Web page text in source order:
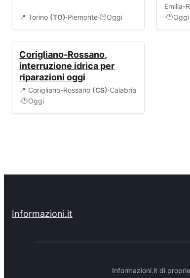
📍 Torino (TO)·Piemonte·🕒Oggi
Emilia-
·🕒Oggi
Corigliano-Rossano,
interruzione idrica per
riparazioni oggi
📍 Corigliano-Rossano (CS)·Calabria
·🕒Oggi
Informazioni.it
Informazioni.it di